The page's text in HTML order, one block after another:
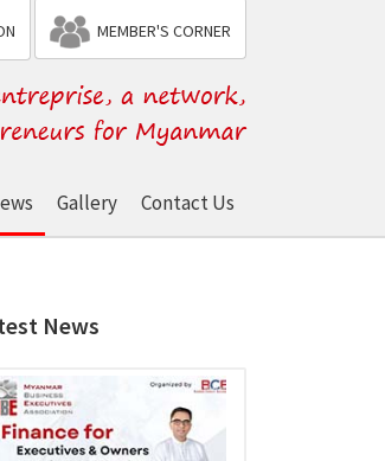
MEMBER'S CORNER
Gallery Contact Us
News